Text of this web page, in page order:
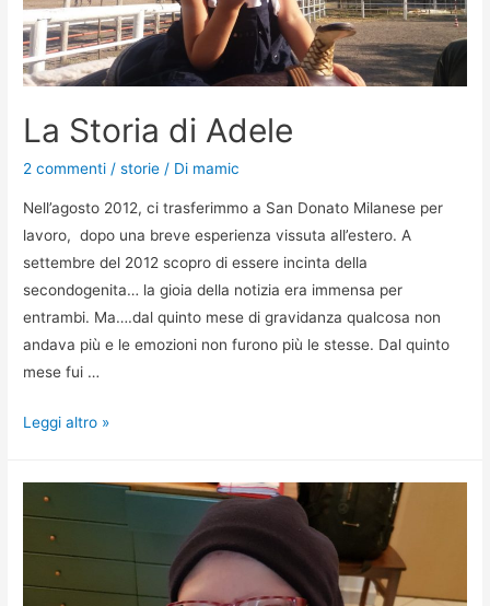
La Storia di Adele
2 commenti /storie / Di mamic
Nell’agosto 2012, ci trasferimmo a San Donato Milanese per
lavoro, dopo una breve esperienza vissuta all’estero. A
settembre del 2012 scopro di essere incinta della
secondogenita… la gioia della notizia era immensa per
entrambi. Ma….dal quinto mese di gravidanza qualcosa non
andava più e le emozioni non furono più le stesse. Dal quinto
mese fui …
Leggi altro »